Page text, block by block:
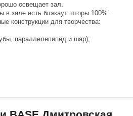
освещает зал.
в зале есть блэкаут шторы 100%.
конструкции для творчества:
параллелепипед и шар);